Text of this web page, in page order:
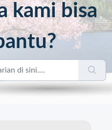
kami bisa